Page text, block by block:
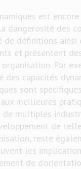
est
dangerosité des
définitions ainsi
et présentent
Par
capacités
sont
meilleures
multiples
de
reste
les
de